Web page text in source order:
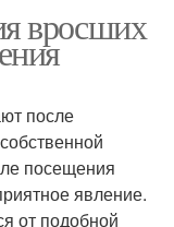
вросших
после
посещения
явление.
от подобной